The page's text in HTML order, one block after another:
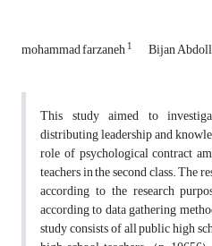
mohammad farzaneh1 ‌Bijan
This study aimed to
distributing leadership and
role of psychological contract
teachers in the second class. The
according to the research
according to data gathering
study consists of all public high